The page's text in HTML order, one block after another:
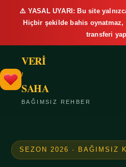
⚠️ YASAL UYARI: Bu site
Hiçbir şekilde bahis
transferi
VERİ
/
SAHA
BAĞIMSIZ REHBER
SEZON 2026 · BAĞIMSIZ